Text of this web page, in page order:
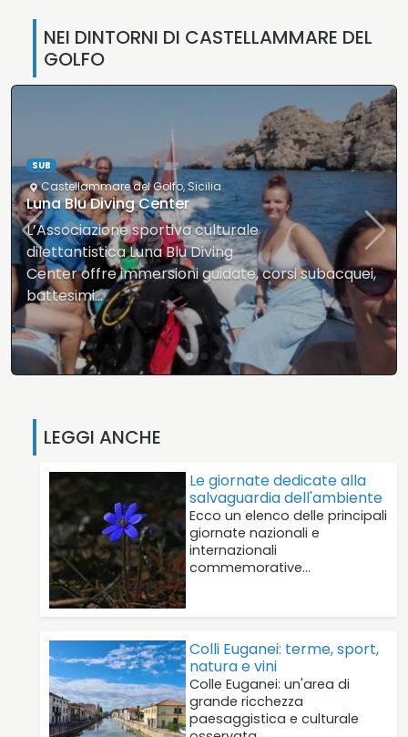
NEI DINTORNI DI CASTELLAMMARE DEL
GOLFO
SUB
San Vito Lo Capo,Sicilia
Diving Club Under Hundred
Roberto svolge questa unica attività da più di 15
anni,…
LEGGI ANCHE
Le giornate dedicate alla
salvaguardia dell'ambiente
Ecco un elenco delle principali
giornate nazionali e
internazionali
commemorative…
Colli Euganei: terme, sport,
natura e vini
Colle Euganei: un'area di
grande ricchezza
paesaggistica e culturale